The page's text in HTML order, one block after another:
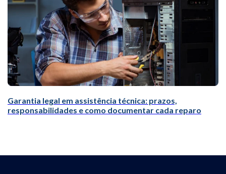
Garantia legal em assistência técnica: prazos,
responsabilidades e como documentar cada reparo